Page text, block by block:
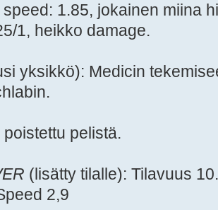
1.85, jokainen miina
1, heikko damage.
yksikkö): Medicin
poistettu pelistä.
(lisätty tilalle): Tilavuus
2,9